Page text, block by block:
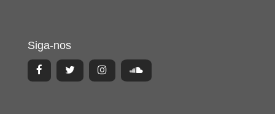
Siga-nos